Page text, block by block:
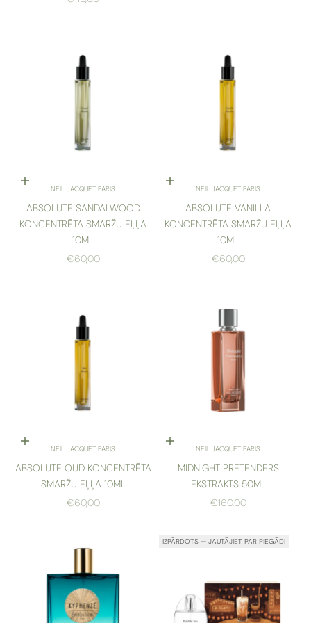
Pievienot grozam
NEIL JACQUET PARIS
ABSOLUTE SANDALWOOD
KONCENTRĒTA SMARŽU EĻĻA
10ML
AKCIJAS CENA
€60,00
Pievienot grozam
NEIL JACQUET PARIS
ABSOLUTE VANILLA
KONCENTRĒTA SMARŽU EĻĻA
10ML
AKCIJAS CENA
€60,00
Pievienot grozam
NEIL JACQUET PARIS
ABSOLUTE OUD KONCENTRĒTA
SMARŽU EĻĻA 10ML
AKCIJAS CENA
€60,00
Pievienot grozam
NEIL JACQUET PARIS
MIDNIGHT PRETENDERS
EKSTRAKTS 50ML
AKCIJAS CENA
€160,00
IZPĀRDOTS — JAUTĀJIET PAR PIEGĀDI